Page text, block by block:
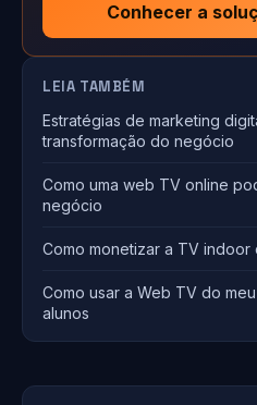
Conhecer a
LEIA TAMBÉM
Estratégias de marketing
transformação do negócio
Como uma web TV online
negócio
Como monetizar a TV indoor
Como usar a Web TV do
alunos